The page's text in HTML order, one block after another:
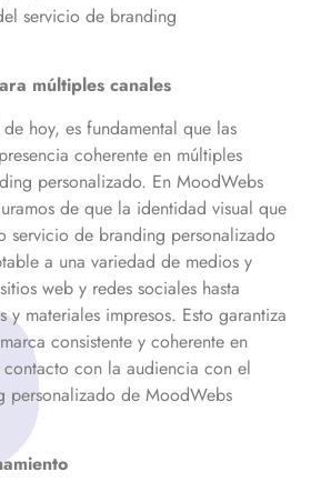
servicio de branding
múltiples canales
hoy, es fundamental que las
coherente en múltiples
personalizado. En MoodWebs
de que la identidad visual que
servicio de branding personalizado
a una variedad de medios y
web y redes sociales hasta
y materiales impresos. Esto garantiza
consistente y coherente en
con la audiencia con el
personalizado de MoodWebs